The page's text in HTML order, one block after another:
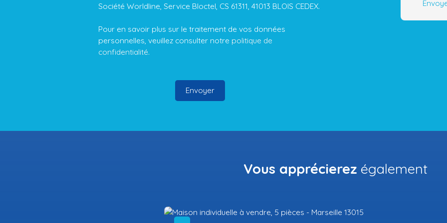
Société Worldline, Service Bloctel, CS 61311, 41013 BLOIS CEDEX.
Pour en savoir plus sur le traitement de vos données
personnelles, veuillez consulter notre politique de
confidentialité.
Envoyer
Vous apprécierez également